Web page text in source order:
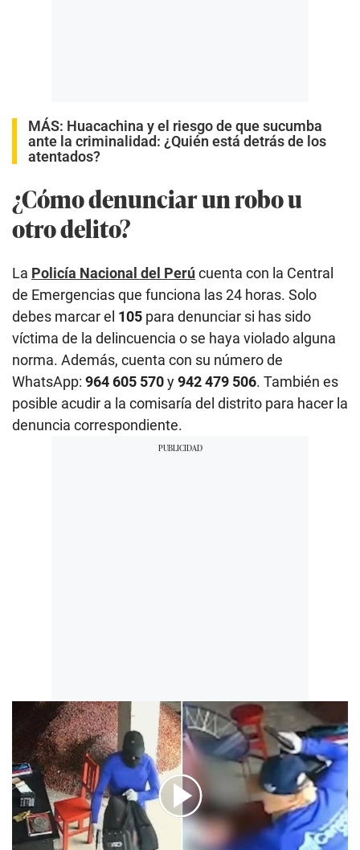
MÁS: Huacachina y el riesgo de que sucumba
ante la criminalidad: ¿Quién está detrás de los
atentados?
¿Cómo denunciar un robo u
otro delito?
La Policía Nacional del Perúcuenta con la Central
de Emergencias que funciona las 24 horas. Solo
debes marcar el 105 para denunciar si has sido
víctima de la delincuencia o se haya violado alguna
norma. Además, cuenta con su número de
WhatsApp: 964 605 570y942 479 506. También es
posible acudir a la comisaría del distrito para hacer la
denuncia correspondiente.